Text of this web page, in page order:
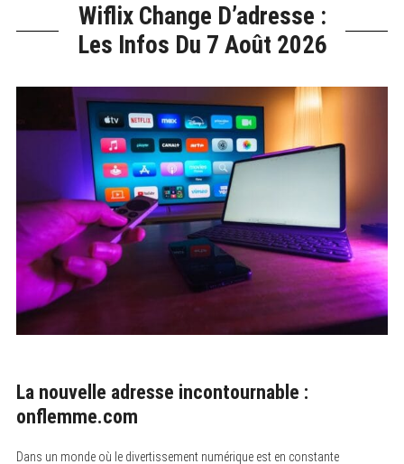
Wiflix Change D’adresse :
Les Infos Du 7 Août 2026
La nouvelle adresse incontournable :
onflemme.com
Dans un monde où le divertissement numérique est en constante